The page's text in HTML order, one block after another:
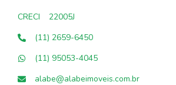
CRECI
22005J
(11) 2659-6450
(11) 95053-4045
alabe@alabeimoveis.com.br